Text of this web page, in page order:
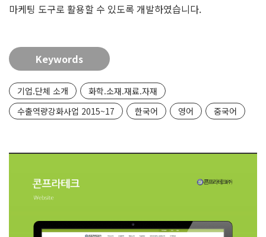
마케팅 도구로 활용할 수 있도록 개발하였습니다.
Keywords
기업.단체 소개
화학.소재.재료.자재
수출역량강화사업 2015~17
한국어 영어 중국어